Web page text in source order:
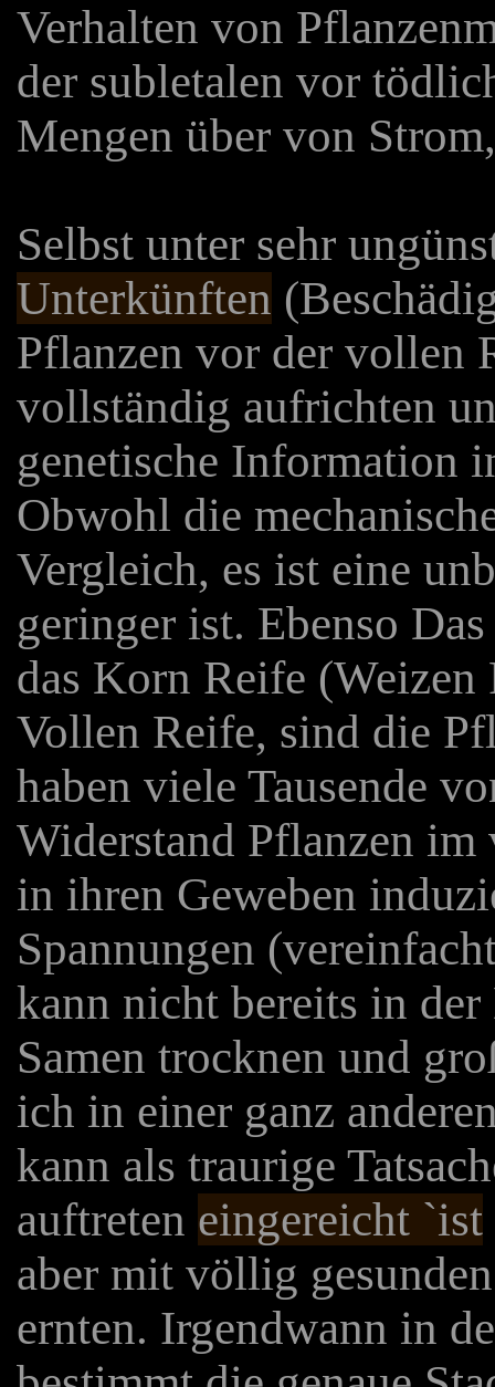
Verhalten von
der subletalen vor
Mengen über von
Selbst unter sehr
Unterkünften
Pflanzen vor der vollen
vollständig aufrichten
genetische Information
Obwohl die
Vergleich, es ist eine
geringer ist. Ebenso
das Korn Reife (Weizen
Vollen Reife, sind die
haben viele Tausende
Widerstand Pflanzen im
in ihren Geweben
Spannungen
kann nicht bereits in
Samen trocknen und
ich in einer ganz
kann als traurige
auftreten eingereicht `ist
aber mit völlig
ernten. Irgendwann in